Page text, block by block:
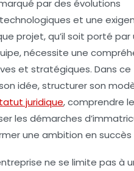
par des évolutions
et une
projet, qu’il soit porté par
nécessite une
et stratégiques. Dans ce
idée, structurer son
juridique, comprendre
les démarches
une ambition en succès
ne se limite pas à